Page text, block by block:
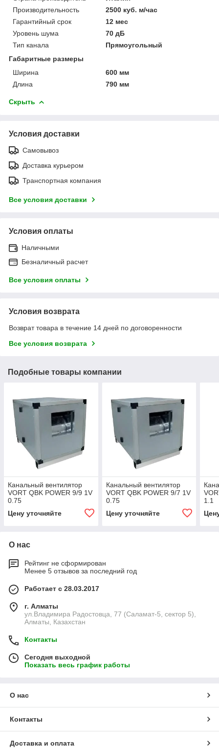
Производительность
2500 куб. м/час
Гарантийный срок
12 мес
Уровень шума
70 дБ
Тип канала
Прямоугольный
Габаритные размеры
Ширина
600 мм
Длина
790 мм
Скрыть
Условия доставки
Самовывоз
Доставка курьером
Транспортная компания
Все условия доставки
Условия оплаты
Наличными
Безналичный расчет
Все условия оплаты
Условия возврата
Возврат товара в течение 14 дней по договоренности
Все условия возврата
Подобные товары компании
Канальный вентилятор
VORT QBK POWER 9/9 1V
0.75
Цену уточняйте
Канальный вентилятор
VORT QBK POWER 9/7 1V
0.75
Цену уточняйте
1.1
О нас
Рейтинг не сформирован
Менее 5 отзывов за последний год
Работает с 28.03.2017
г. Алматы
ул.Владимира Радостовца, 77 (Саламат-5, сектор 5),
Алматы, Казахстан
Контакты
Сегодня выходной
Показать весь график работы
О нас
Контакты
Доставка и оплата